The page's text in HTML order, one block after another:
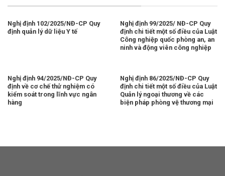
Nghị định 102/2025/NĐ-CP Quy
định quản lý dữ liệu Y tế
Nghị định 99/2025/ NĐ-CP Quy
định chi tiết một số điều của Luật
Công nghiệp quốc phòng an, an
ninh và động viên công nghiệp
Nghị định 94/2025/NĐ-CP Quy
định về cơ chế thử nghiệm có
kiểm soát trong lĩnh vực ngân
hàng
Nghị định 86/2025/NĐ-CP Quy
định chi tiết một số điều của Luật
Quản lý ngoại thương về các
biện pháp phòng vệ thương mại